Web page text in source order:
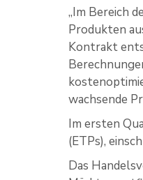
„Im Bereich
Produkten
Kontrakt
wachsende
Im ersten
(ETPs),
Das